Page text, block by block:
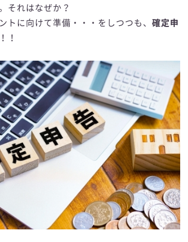
それはなぜか？
トに向けて準備・・・をしつつも、確定申
！